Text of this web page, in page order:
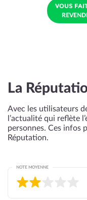
VOUS
La
Avec les utilisateurs
l’actualité qui reflète
personnes. Ces infos
Réputation.
NOTE MOYENNE